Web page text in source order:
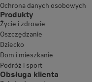
Ochrona danych osobowych
Produkty
Życie i zdrowie
Oszczędzanie
Dziecko
Dom i mieszkanie
Podróż i sport
Obsługa klienta